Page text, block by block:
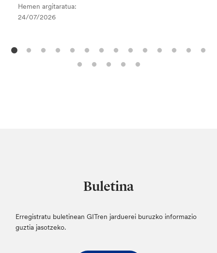
Hemen argitaratua:
24/07/2026
Buletina
Erregistratu buletinean GITren jarduerei buruzko informazio
guztia jasotzeko.